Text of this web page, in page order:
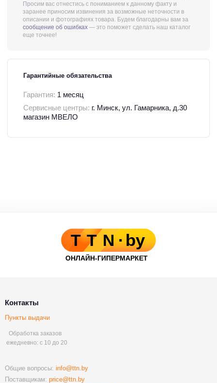
Просим вас отнестись с пониманием к данному факту и
заранее приносим извинения за возможные неточности в
описании и фотографиях товара. Будем благодарны вам за
сообщение об ошибках — это поможет сделать наш каталог
еще точнее!
Гарантийные обязательства
Гарантия: 1 месяц
Сервисные центры: г. Минск, ул. Гамарника, д.30
магазин МВЕЛО
Контакты
Пункты выдачи
Обработка заказов
ежедневно: с 10 до 20
Общие вопросы: info@ttn.by
Поставщикам: price@ttn.by